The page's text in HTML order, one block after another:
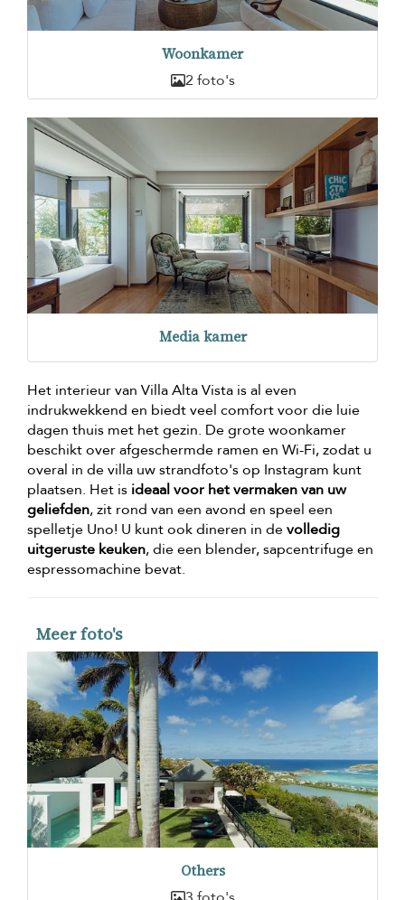
Woonkamer
2 foto's
Media kamer
Het interieur van Villa Alta Vista is al even
indrukwekkend en biedt veel comfort voor die luie
dagen thuis met het gezin. De grote woonkamer
beschikt over afgeschermde ramen en Wi-Fi, zodat u
overal in de villa uw strandfoto's op Instagram kunt
plaatsen. Het is ideaal voor het vermaken van uw
geliefden, zit rond van een avond en speel een
spelletje Uno! U kunt ook dineren in devolledig
uitgeruste keuken, die een blender, sapcentrifuge en
espressomachine bevat.
Meer foto's
Others